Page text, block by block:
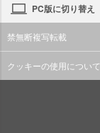
PC版に切り替え
禁無断複写転載
クッキーの使用について